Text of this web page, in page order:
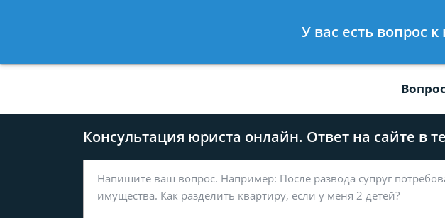
8 812 509-27-47
Консультация юриста онлайн. Ответ на сайте в
У вас есть вопрос к